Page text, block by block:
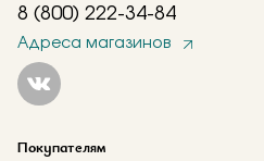
8 (800) 222-34-84
Адреса магазинов
Покупателям